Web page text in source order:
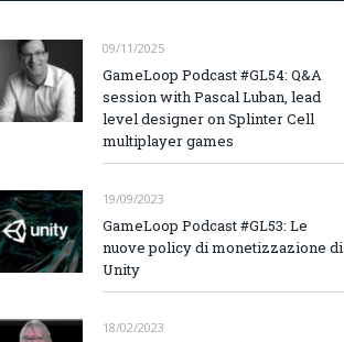
09/11/2025
GameLoop Podcast #GL54: Q&A
session with Pascal Luban, lead
level designer on Splinter Cell
multiplayer games
19/09/2023
GameLoop Podcast #GL53: Le
nuove policy di monetizzazione di
Unity
18/02/2023